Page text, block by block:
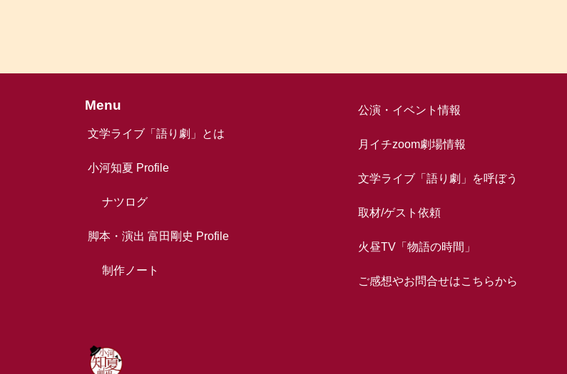
Menu
文学ライブ「語り劇」とは
小河知夏 Profile
ナツログ
脚本・演出 富田剛史 Profile
制作ノート
公演・イベント情報
月イチzoom劇場情報
文学ライブ「語り劇」を呼ぼう
取材/ゲスト依頼
火昼TV「物語の時間」
ご感想やお問合せはこちらから